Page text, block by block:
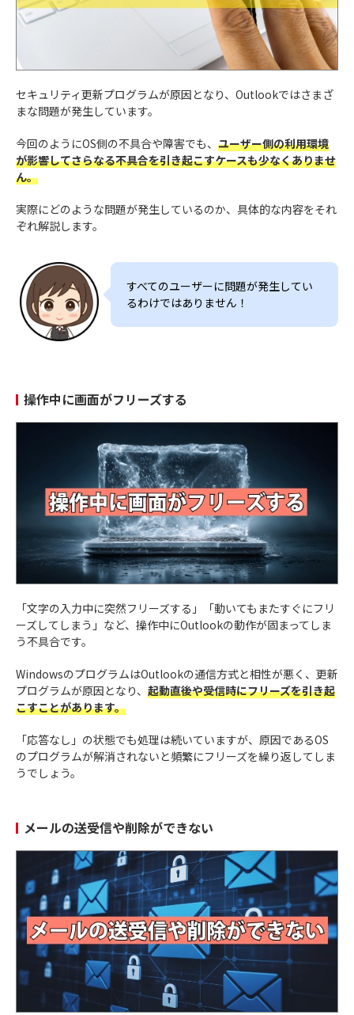
セキュリティ更新プログラムが原因となり、Outlookではさまざ
まな問題が発生しています。
今回のようにOS側の不具合や障害でも、 ユーザー側の利用環境
が影響してさらなる不具合を引き起こすケースも少なくありませ
ん。
実際にどのような問題が発生しているのか、具体的な内容をそれ
ぞれ解説します。
すべてのユーザーに問題が発生してい
るわけではありません！
操作中に画面がフリーズする
「文字の入力中に突然フリーズする」「動いてもまたすぐにフリ
ーズしてしまう」など、操作中にOutlookの動作が固まってしま
う不具合です。
WindowsのプログラムはOutlookの通信方式と相性が悪く、更新
プログラムが原因となり、 起動直後や受信時にフリーズを引き起
こすことがあります。
「応答なし」の状態でも処理は続いていますが、原因であるOS
のプログラムが解消されないと頻繁にフリーズを繰り返してしま
うでしょう。
メールの送受信や削除ができない